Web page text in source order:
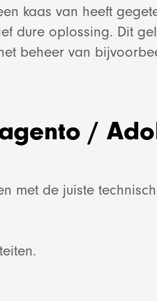
Website
Bekijk
project
kaas van heeft
dure oplossing. Dit
beheer van
/
met de juiste